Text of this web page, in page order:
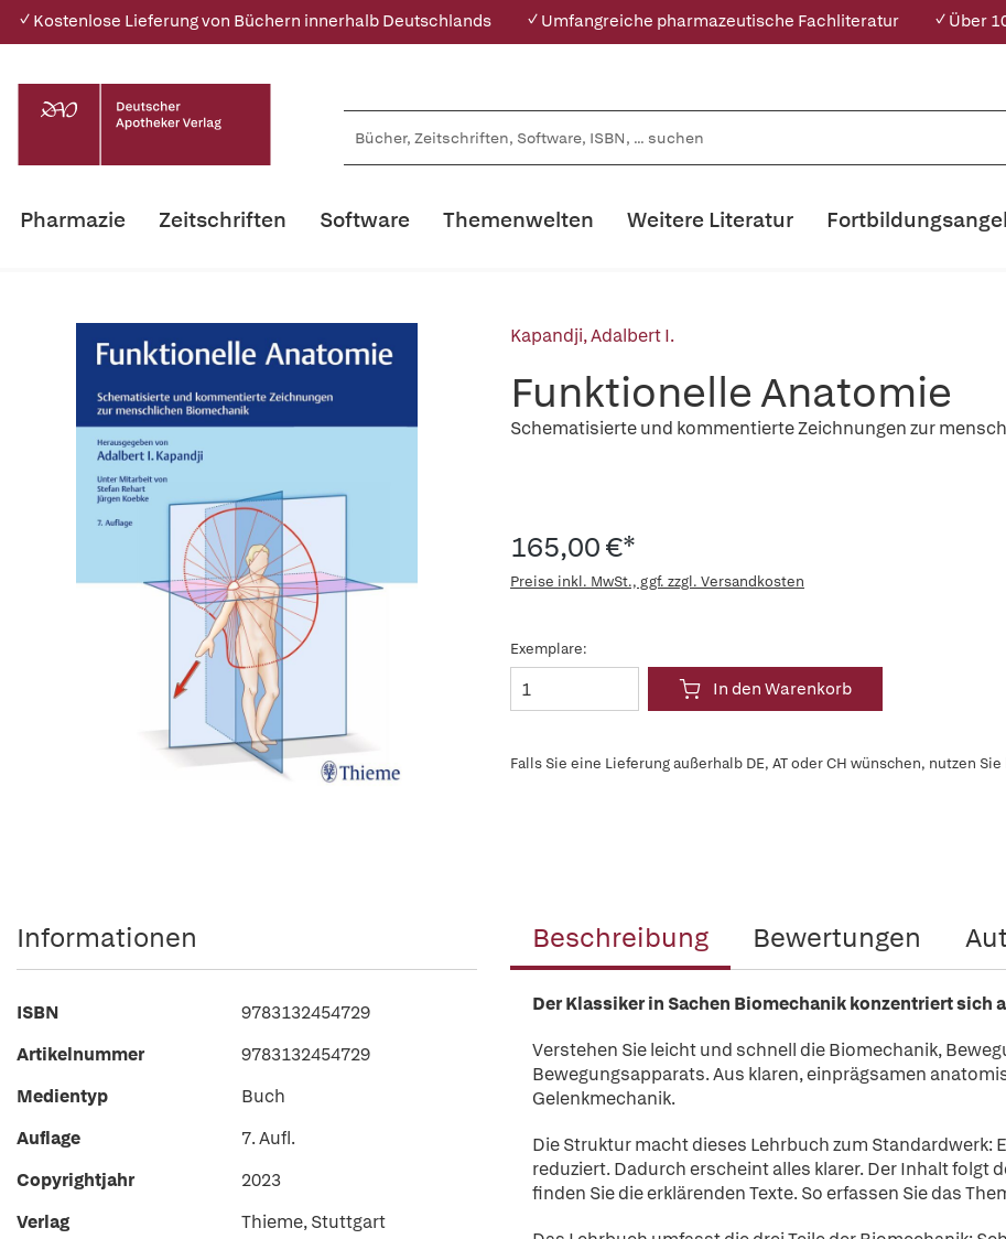
✓ Kostenlose Lieferung von Büchern innerhalb Deutschlands ✓ Umfangreiche pharmazeutische Fachliteratur ✓ Über
Pharmazie Zeitschriften Software Themenwelten Weitere Literatur
Kapandji, Adalbert I.
Funktionelle Anatomie
Schematisierte und kommentierte Zeichnungen zur
165,00 €*
Preise inkl. MwSt., ggf. zzgl. Versandkosten
Exemplare:
In den Warenkorb
Falls Sie eine Lieferung außerhalb DE, AT oder CH wünschen, nutzen
Beschreibung Bewertungen
Der Klassiker in Sachen Biomechanik konzentriert sich
Verstehen Sie leicht und schnell die Biomechanik,
Bewegungsapparats. Aus klaren, einprägsamen
Gelenkmechanik.
Die Struktur macht dieses Lehrbuch zum Standardwerk:
reduziert. Dadurch erscheint alles klarer. Der Inhalt folgt
finden Sie die erklärenden Texte. So erfassen Sie das
Informationen
ISBN
9783132454729
Artikelnummer
9783132454729
Medientyp
Buch
Auflage
7. Aufl.
Copyrightjahr
2023
Verlag
Thieme, Stuttgart